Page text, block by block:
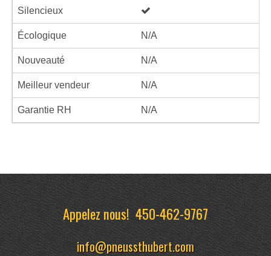
Silencieux
Écologique N/A
Nouveauté N/A
Meilleur vendeur N/A
Garantie RH N/A
Appelez nous!450-462-9767
info@pneussthubert.com